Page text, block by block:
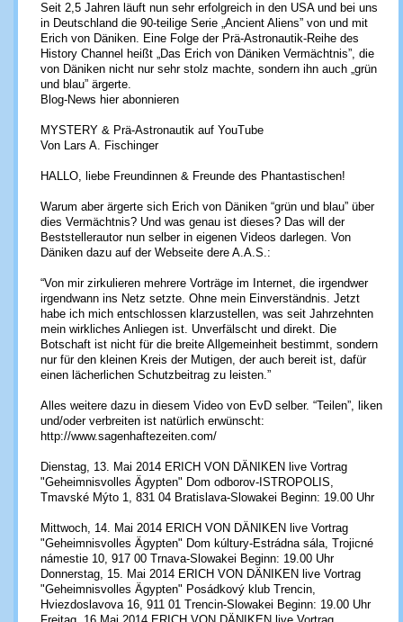
Seit 2,5 Jahren läuft nun sehr erfolgreich in den USA und bei uns
in Deutschland die 90-teilige Serie „Ancient Aliens” von und mit
Erich von Däniken. Eine Folge der Prä-Astronautik-Reihe des
History Channel heißt „Das Erich von Däniken Vermächtnis”, die
von Däniken nicht nur sehr stolz machte, sondern ihn auch „grün
und blau” ärgerte.
Blog-News hier abonnieren
MYSTERY & Prä-Astronautik auf YouTube
Von Lars A. Fischinger
HALLO, liebe Freundinnen & Freunde des Phantastischen!
Warum aber ärgerte sich Erich von Däniken “grün und blau” über
dies Vermächtnis? Und was genau ist dieses? Das will der
Beststellerautor nun selber in eigenen Videos darlegen. Von
Däniken dazu auf der Webseite dere A.A.S.:
“Von mir zirkulieren mehrere Vorträge im Internet, die irgendwer
irgendwann ins Netz setzte. Ohne mein Einverständnis. Jetzt
habe ich mich entschlossen klarzustellen, was seit Jahrzehnten
mein wirkliches Anliegen ist. Unverfälscht und direkt. Die
Botschaft ist nicht für die breite Allgemeinheit bestimmt, sondern
nur für den kleinen Kreis der Mutigen, der auch bereit ist, dafür
einen lächerlichen Schutzbeitrag zu leisten.”
Alles weitere dazu in diesem Video von EvD selber. “Teilen”, liken
und/oder verbreiten ist natürlich erwünscht:
http://www.sagenhaftezeiten.com/
Dienstag, 13. Mai 2014 ERICH VON DÄNIKEN live Vortrag
"Geheimnisvolles Ägypten" Dom odborov-ISTROPOLIS,
Tmavské Mýto 1, 831 04 Bratislava-Slowakei Beginn: 19.00 Uhr
Mittwoch, 14. Mai 2014 ERICH VON DÄNIKEN live Vortrag
"Geheimnisvolles Ägypten" Dom kúltury-Estrádna sála, Trojicné
námestie 10, 917 00 Trnava-Slowakei Beginn: 19.00 Uhr
Donnerstag, 15. Mai 2014 ERICH VON DÄNIKEN live Vortrag
"Geheimnisvolles Ägypten" Posádkový klub Trencin,
Hviezdoslavova 16, 911 01 Trencin-Slowakei Beginn: 19.00 Uhr